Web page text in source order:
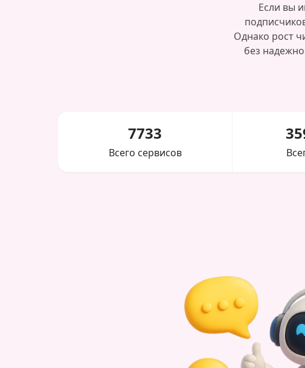
Если вы
Однако рост
без
7733
Всего сервисов